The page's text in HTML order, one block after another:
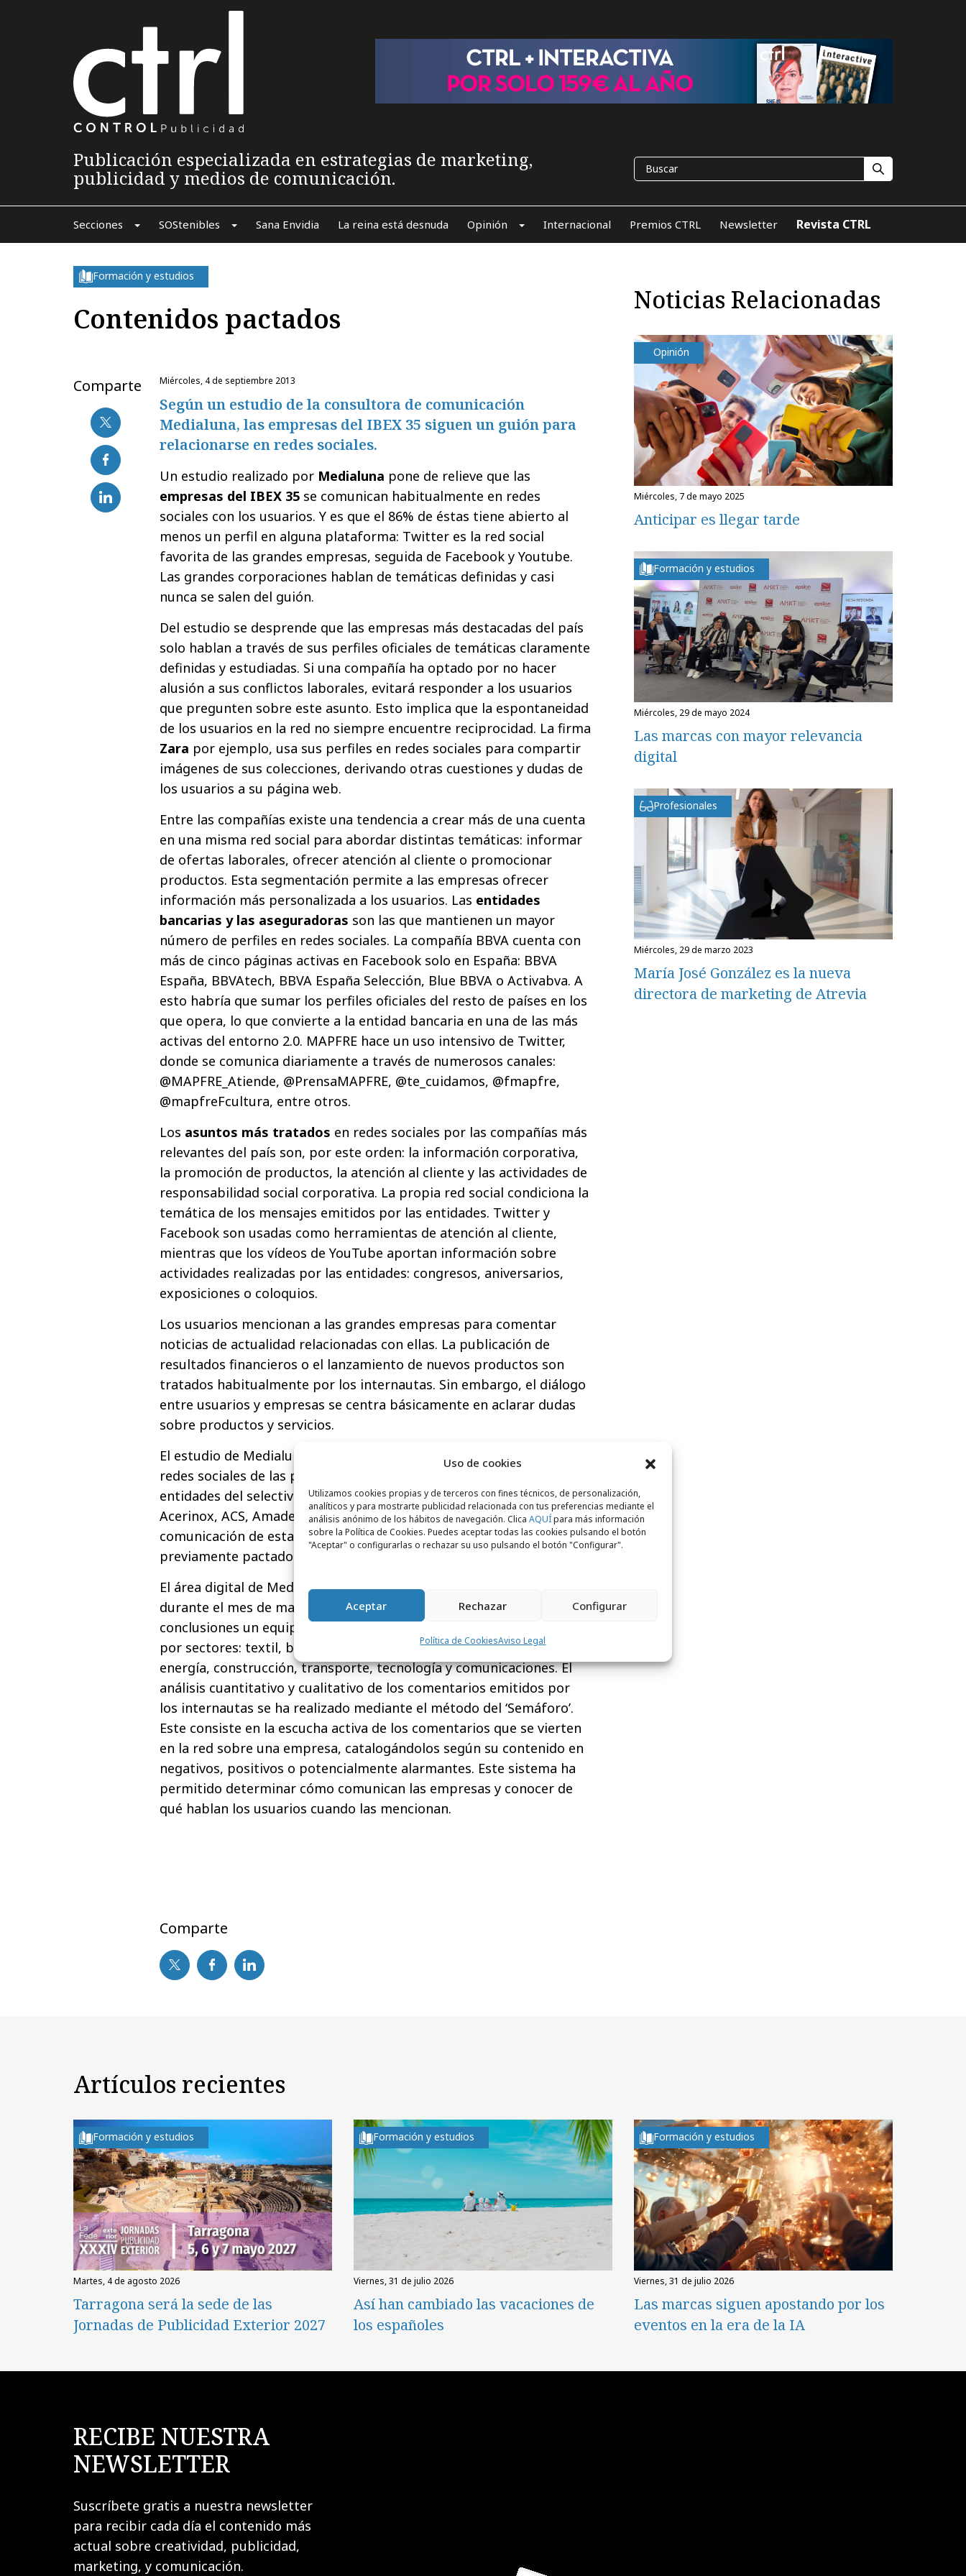
Uso de cookies
Utilizamos cookies propias y de terceros con fines técnicos, de personalización,
analíticos y para mostrarte publicidad relacionada con tus preferencias mediante el
análisis anónimo de los hábitos de navegación. Clica AQUÍpara más información
sobre la Política de Cookies. Puedes aceptar todas las cookies pulsando el botón
"Aceptar" o configurarlas o rechazar su uso pulsando el botón "Configurar".
Aceptar Rechazar Configurar
Política de CookiesAviso Legal
Publicación especializada en estrategias de marketing,
publicidad y medios de comunicación.
Secciones SOStenibles Sana Envidia La reina está desnuda Opinión Internacional Premios CTRL Newsletter Revista CTRL
Formación y estudios
Contenidos pactados
Comparte miércoles, 4 de septiembre 2013
Según un estudio de la consultora de comunicación
Medialuna, las empresas del IBEX 35 siguen un guión para
relacionarse en redes sociales.
Un estudio realizado por Medialuna pone de relieve que las
empresas del IBEX 35 se comunican habitualmente en redes
sociales con los usuarios. Y es que el 86% de éstas tiene abierto al
menos un perfil en alguna plataforma: Twitter es la red social
favorita de las grandes empresas, seguida de Facebook y Youtube.
Las grandes corporaciones hablan de temáticas definidas y casi
nunca se salen del guión.
Del estudio se desprende que las empresas más destacadas del país
solo hablan a través de sus perfiles oficiales de temáticas claramente
definidas y estudiadas. Si una compañía ha optado por no hacer
alusión a sus conflictos laborales, evitará responder a los usuarios
que pregunten sobre este asunto. Esto implica que la espontaneidad
de los usuarios en la red no siempre encuentre reciprocidad. La firma
Zara por ejemplo, usa sus perfiles en redes sociales para compartir
imágenes de sus colecciones, derivando otras cuestiones y dudas de
los usuarios a su página web.
Entre las compañías existe una tendencia a crear más de una cuenta
en una misma red social para abordar distintas temáticas: informar
de ofertas laborales, ofrecer atención al cliente o promocionar
productos. Esta segmentación permite a las empresas ofrecer
información más personalizada a los usuarios. Las entidades
bancarias y las aseguradoras son las que mantienen un mayor
número de perfiles en redes sociales. La compañía BBVA cuenta con
más de cinco páginas activas en Facebook solo en España: BBVA
España, BBVAtech, BBVA España Selección, Blue BBVA o Activabva. A
esto habría que sumar los perfiles oficiales del resto de países en los
que opera, lo que convierte a la entidad bancaria en una de las más
activas del entorno 2.0. MAPFRE hace un uso intensivo de Twitter,
donde se comunica diariamente a través de numerosos canales:
@MAPFRE_Atiende, @PrensaMAPFRE, @te_cuidamos, @fmapfre,
@mapfreFcultura, entre otros.
Los asuntos más tratados en redes sociales por las compañías más
relevantes del país son, por este orden: la información corporativa,
la promoción de productos, la atención al cliente y las actividades de
responsabilidad social corporativa. La propia red social condiciona la
temática de los mensajes emitidos por las entidades. Twitter y
Facebook son usadas como herramientas de atención al cliente,
mientras que los vídeos de YouTube aportan información sobre
actividades realizadas por las entidades: congresos, aniversarios,
exposiciones o coloquios.
Los usuarios mencionan a las grandes empresas para comentar
noticias de actualidad relacionadas con ellas. La publicación de
resultados financieros o el lanzamiento de nuevos productos son
tratados habitualmente por los internautas. Sin embargo, el diálogo
entre usuarios y empresas se centra básicamente en aclarar dudas
sobre productos y servicios.
El estudio de Medialuna pone de manifiesto la activa presencia en
redes sociales de las principales empresas del país. Solo cinco
entidades del selectivo se mantienen al margen de estas prácticas:
Acerinox, ACS, Amadeus, Grifols y Viscofan. No obstante, la
comunicación de estas entidades está delimitada a unos contenidos
previamente pactados de los que casi nunca se salen.
El área digital de Medialuna ha llevado a cabo esta investigación
durante el mes de mayo de 2013. Para recabar datos y extraer
conclusiones un equipo de expertos ha organizado a las empresas
por sectores: textil, banca, seguros, distribución alimentaria,
energía, construcción, transporte, tecnología y comunicaciones. El
análisis cuantitativo y cualitativo de los comentarios emitidos por
los internautas se ha realizado mediante el método del ‘Semáforo’.
Este consiste en la escucha activa de los comentarios que se vierten
en la red sobre una empresa, catalogándolos según su contenido en
negativos, positivos o potencialmente alarmantes. Este sistema ha
permitido determinar cómo comunican las empresas y conocer de
qué hablan los usuarios cuando las mencionan.
Comparte
Noticias Relacionadas
Opinión
miércoles, 7 de mayo 2025
Anticipar es llegar tarde
Formación y estudios
miércoles, 29 de mayo 2024
Las marcas con mayor relevancia
digital
Profesionales
miércoles, 29 de marzo 2023
María José González es la nueva
directora de marketing de Atrevia
Artículos recientes
Formación y estudios
martes, 4 de agosto 2026
Tarragona será la sede de las
Jornadas de Publicidad Exterior 2027
Formación y estudios
viernes, 31 de julio 2026
Así han cambiado las vacaciones de
los españoles
Formación y estudios
viernes, 31 de julio 2026
Las marcas siguen apostando por los
eventos en la era de la IA
RECIBE NUESTRA
NEWSLETTER
Suscríbete gratis a nuestra newsletter
para recibir cada día el contenido más
actual sobre creatividad, publicidad,
marketing, y comunicación.